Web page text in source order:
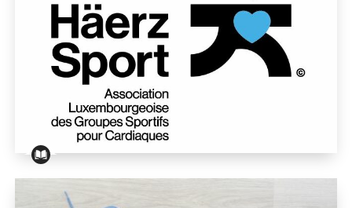
L’ALGSC : l’activité physique adaptée au cœur de la